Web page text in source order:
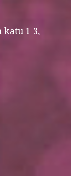
katu 1-3,